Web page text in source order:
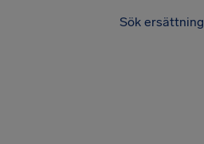
Sök ersättning